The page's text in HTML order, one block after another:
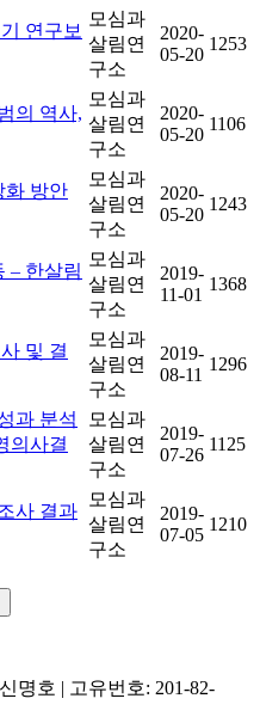
연구보
모심과
살림연
구소
2020-
05-20
1253
의 역사,
모심과
살림연
구소
2020-
05-20
1106
화 방안
모심과
살림연
구소
2020-
05-20
1243
– 한살림
모심과
살림연
구소
2019-
11-01
1368
및 결
모심과
살림연
구소
2019-
08-11
1296
과 분석
의사결
모심과
살림연
구소
2019-
07-26
1125
사 결과
모심과
살림연
구소
2019-
07-05
1210
명호 | 고유번호: 201-82-